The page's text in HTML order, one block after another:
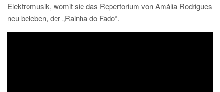
Elektromusik, womit sie das Repertorium von Amália Rodrigues
neu beleben, der „Rainha do Fado“.